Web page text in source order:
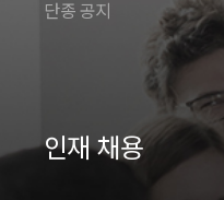
단종 공지
인재 채용